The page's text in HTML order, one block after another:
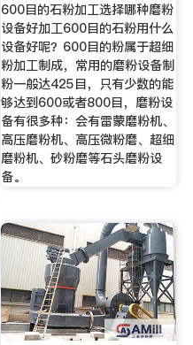
600目的石粉加工选择哪种磨粉
设备好加工600目的石粉用什么
设备好呢？600目的粉属于超细
粉加工制成，常用的磨粉设备制
粉一般达425目，只有少数的能
够达到600或者800目，磨粉设
备有很多种：会有雷蒙磨粉机、
高压磨粉机、高压微粉磨、超细
磨粉机、砂粉磨等石头磨粉设
备。